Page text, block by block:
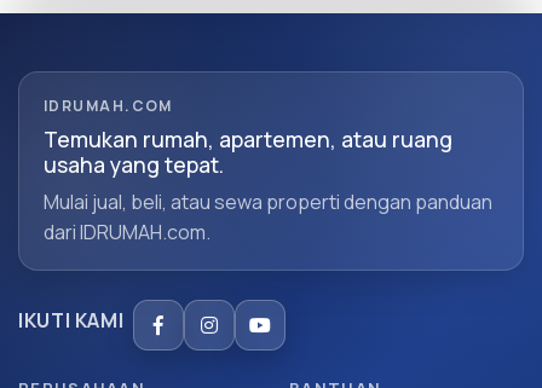
IDRUMAH.COM
Temukan rumah, apartemen, atau ruang
usaha yang tepat.
Mulai jual, beli, atau sewa properti dengan panduan
dari IDRUMAH.com.
IKUTI KAMI